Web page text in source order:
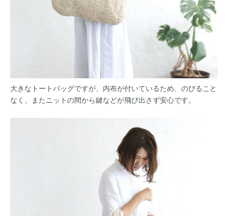
大きなトートバッグですが、内布が付いているため、のびること
なく、またニットの間から鍵などが飛び出さず安心です。